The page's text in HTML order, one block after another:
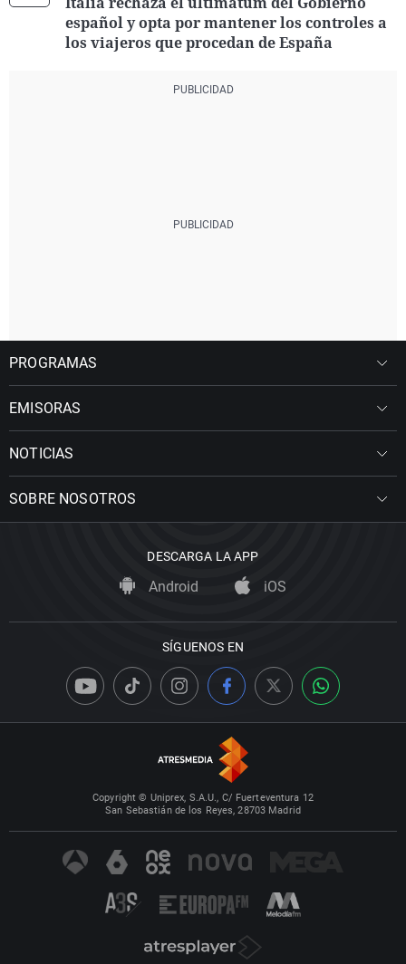
español y opta por mantener los controles a
los viajeros que procedan de España
PROGRAMAS
EMISORAS
NOTICIAS
SOBRE NOSOTROS
DESCARGA LA APP
Android iOS
SÍGUENOS EN
Copyright © Uniprex, S.A.U., C/ Fuerteventura 12
San Sebastián de los Reyes, 28703 Madrid